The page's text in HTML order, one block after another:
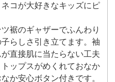
コが大好きなキッズにピ
裾のギャザーでふんわり
らしさ引き立てます。袖
直接肌に当たらない工夫
ップスがめくれておなか
か安心ボタン付きです。